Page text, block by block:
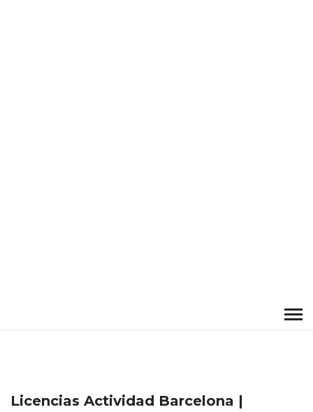
Licencias Actividad Barcelona |